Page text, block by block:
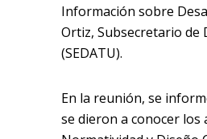
Información sobre
Ortiz, Subsecretario
(SEDATU).
En la reunión, se
se dieron a conocer